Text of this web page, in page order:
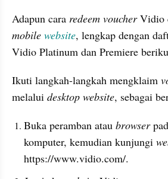
Adapun cara redeem voucher Vidio
mobile website, lengkap dengan
Vidio Platinum dan Premiere
Ikuti langkah-langkah mengklaim
melalui desktop website, sebagai
Buka peramban atau browser
komputer, kemudian kunjungi
https://www.vidio.com/.